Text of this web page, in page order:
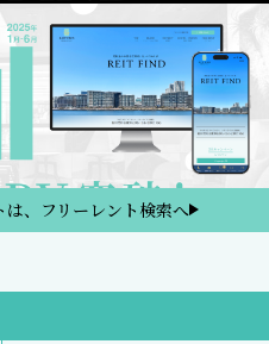
、フリーレント検索へ